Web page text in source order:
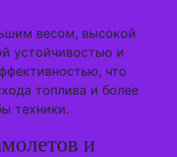
весом, высокой
устойчивостью и
что
топлива и более
техники.
и